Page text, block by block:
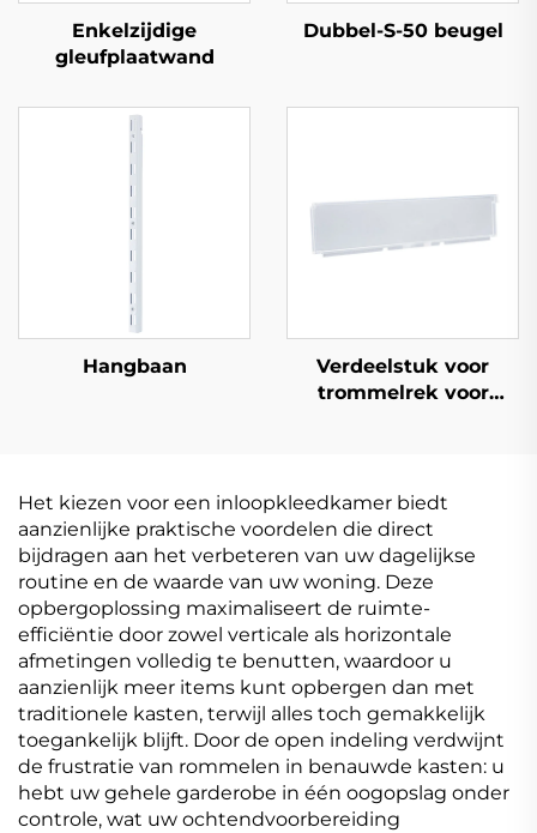
Enkelzijdige
gleufplaatwand
Dubbel-S-50 beugel
Hangbaan
Verdeelstuk voor
trommelrek voor
Het kiezen voor een inloopkleedkamer biedt
aanzienlijke praktische voordelen die direct
bijdragen aan het verbeteren van uw dagelijkse
routine en de waarde van uw woning. Deze
opbergoplossing maximaliseert de ruimte-
efficiëntie door zowel verticale als horizontale
afmetingen volledig te benutten, waardoor u
aanzienlijk meer items kunt opbergen dan met
traditionele kasten, terwijl alles toch gemakkelijk
toegankelijk blijft. Door de open indeling verdwijnt
de frustratie van rommelen in benauwde kasten: u
hebt uw gehele garderobe in één oogopslag onder
controle, wat uw ochtendvoorbereiding